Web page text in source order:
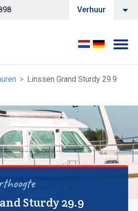
Verhuur
Linssen Grand Sturdy 29.9
Sturdy 29.9